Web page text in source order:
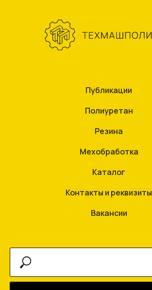
Публикации
Полиуретан
Резина
Мехобработка
Каталог
Контакты и реквизиты
Вакансии